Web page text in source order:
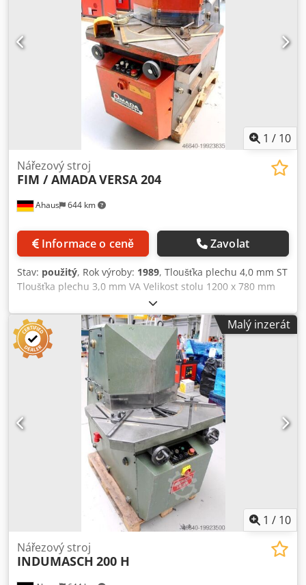
1 / 10
Ahaus 644 km
Nářezový stroj
FIM / AMADAVERSA 204
Informace o ceně Zavolat
Stav: použitý, Rok výroby: 1989, Tloušťka plechu 4,0 mm ST
Tloušťka plechu 3,0 mm VA Velikost stolu 1200 x 780 mm
Délka nože 200 x 200 mm Počet zdvihů za minutu cca 60
min. Nastavitelný úhel v rozsahu - až 15 - 150 stupňů Výkon
motoru 4,0 kW Hmotnost stroje cca 1200 kg Potřeba místa
cca 1700 x 1000 x 1500 mm Vybavení: - elektrohydraulický
nářezový stroj s nastavením úhlu 15° - 150°. * Nastavení
úhlu pomocí ručních koleček - Přední ovládací panel
Dedpfxoxaa N Ne Akpsck - Ochrana z plexiskla pro lepší
přehlednost - Kalené nože i pro řezání nerezové oceli -
Hoblovaný povrch stolu * zamezení "naklánění" nebo
"sklouzávání" plechu - 2x řezné dorazy * s pohyblivými a
vyměnitelnými dorazovými lištami - boční vyhazování
řezaného materiálu - volně pohyblivý nožní spínač - návod
k obsluze * Odkaz na stroj : ?machineno=1008-9397088
Malý inzerát
1 / 10
Nářezový stroj
INDUMASCH 200 H